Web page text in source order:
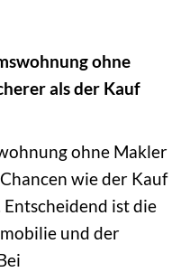
ohne
als der Kauf
ohne Makler
wie der Kauf
Entscheidend ist die
und der